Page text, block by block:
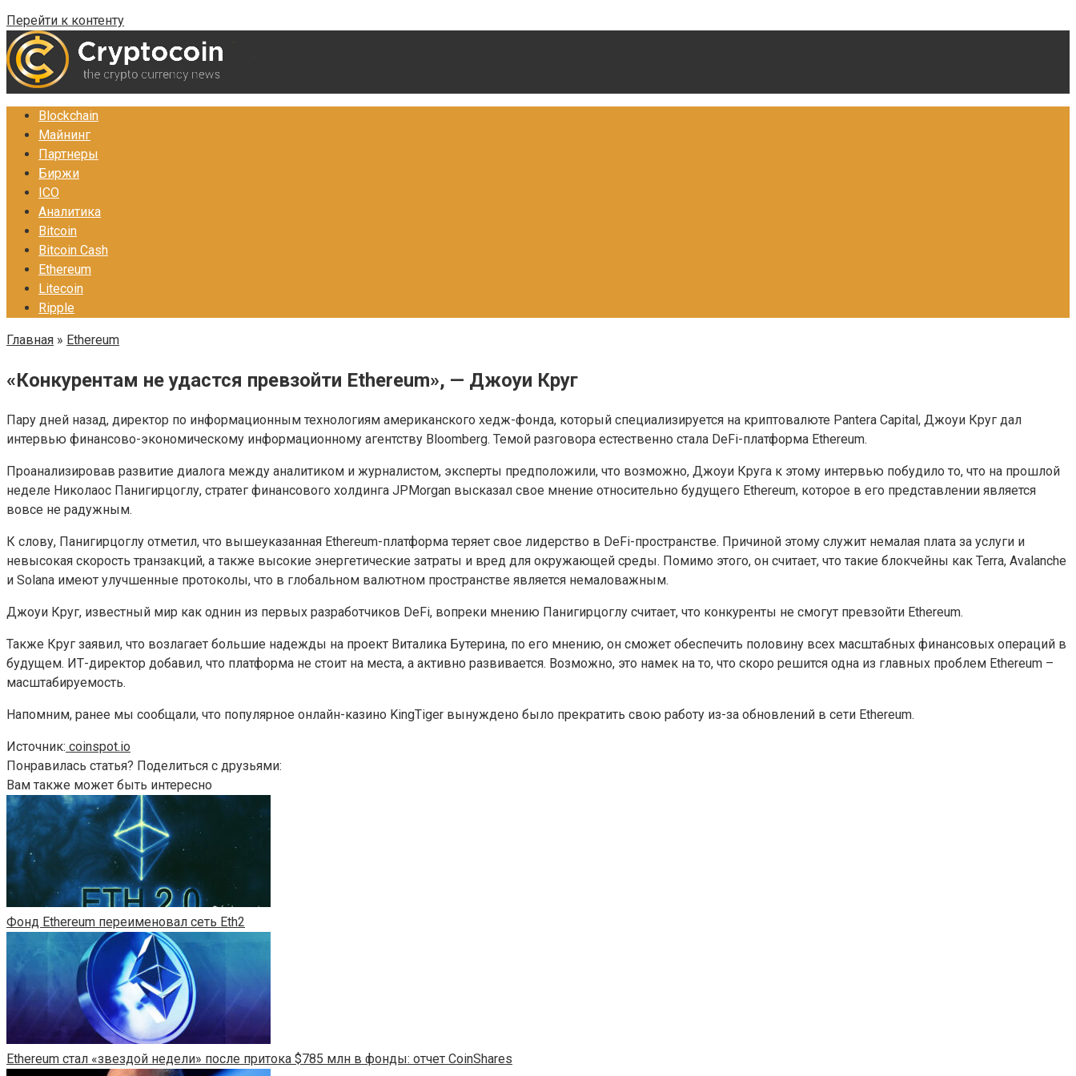
Перейти к контенту
Blockchain
Майнинг
Партнеры
Биржи
ICO
Аналитика
Bitcoin
Bitcoin Cash
Ethereum
Litecoin
Ripple
Главная » Ethereum
«Конкурентам не удастся превзойти Ethereum», — Джоуи Круг
Пару дней назад, директор по информационным технологиям американского хедж-фонда, который специализируется на криптовалюте Pantera Capital, Джоуи Круг дал
интервью финансово-экономическому информационному агентству Bloomberg. Темой разговора естественно стала DeFi-платформа Ethereum.
Проанализировав развитие диалога между аналитиком и журналистом, эксперты предположили, что возможно, Джоуи Круга к этому интервью побудило то, что на прошлой
неделе Николаос Панигирцоглу, стратег финансового холдинга JPMorgan высказал свое мнение относительно будущего Ethereum, которое в его представлении является
вовсе не радужным.
К слову, Панигирцоглу отметил, что вышеуказанная Ethereum-платформа теряет свое лидерство в DeFi-пространстве. Причиной этому служит немалая плата за услуги и
невысокая скорость транзакций, а также высокие энергетические затраты и вред для окружающей среды. Помимо этого, он считает, что такие блокчейны как Terra, Avalanche
и Solana имеют улучшенные протоколы, что в глобальном валютном пространстве является немаловажным.
Джоуи Круг, известный мир как однин из первых разработчиков DeFi, вопреки мнению Панигирцоглу считает, что конкуренты не смогут превзойти Ethereum.
Также Круг заявил, что возлагает большие надежды на проект Виталика Бутерина, по его мнению, он сможет обеспечить половину всех масштабных финансовых операций в
будущем. ИТ-директор добавил, что платформа не стоит на места, а активно развивается. Возможно, это намек на то, что скоро решится одна из главных проблем Ethereum –
масштабируемость.
Напомним, ранее мы сообщали, что популярное онлайн-казино KingTiger вынуждено было прекратить свою работу из-за обновлений в сети Ethereum.
Источник: coinspot.io
Понравилась статья? Поделиться с друзьями:
Вам также может быть интересно
Фонд Ethereum переименовал сеть Eth2
Ethereum стал «звездой недели» после притока $785 млн в фонды: отчет CoinShares